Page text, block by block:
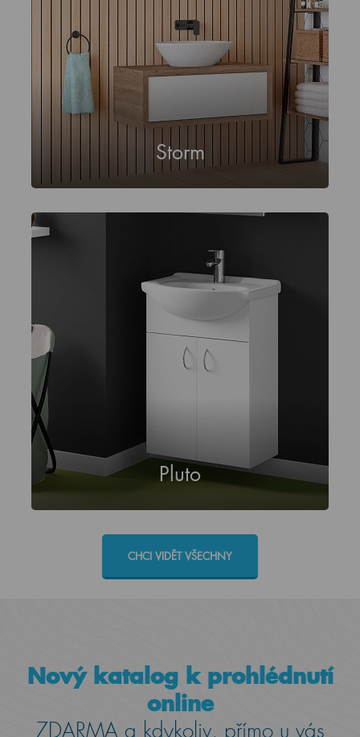
Storm
Pluto
CHCI VIDĚT VŠECHNY
Nový katalog k prohlédnutí
online
ZDARMA a kdykoliv, přímo u vás